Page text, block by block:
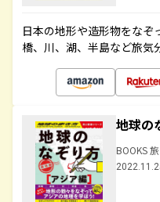
日本の地形や造形物をなぞ
橋、川、湖、半島など旅気
地球
BOOKS